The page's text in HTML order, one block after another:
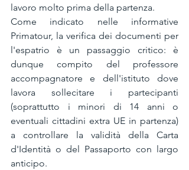
lavoro molto prima della partenza.
Come indicato nelle informative
Primatour, la verifica dei documenti per
l'espatrio è un passaggio critico: è
dunque compito del professore
accompagnatore e dell'istituto dove
lavora sollecitare i partecipanti
(soprattutto i minori di 14 anni o
eventuali cittadini extra UE in partenza)
a controllare la validità della Carta
d'Identità o del Passaporto con largo
anticipo.